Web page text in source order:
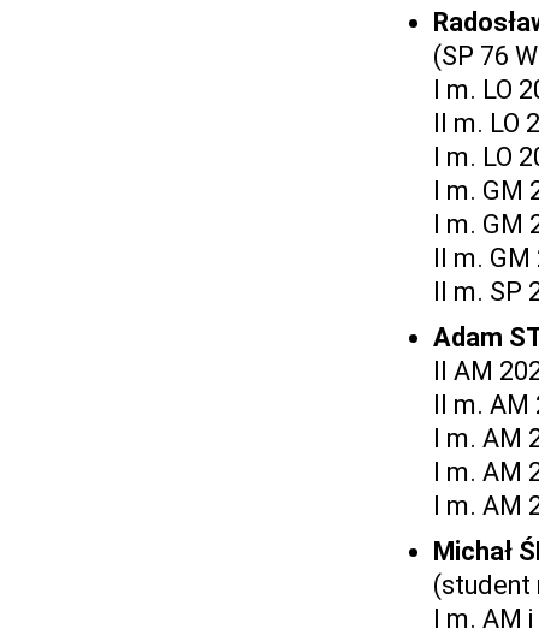
(SP 76
I m. LO
II m. LO
I m. LO
I m. GM
I m. GM
II m. GM
II m. SP
Adam
II AM
II m. AM
I m. AM
I m. AM
I m. AM
Michał
(student
I m. AM i